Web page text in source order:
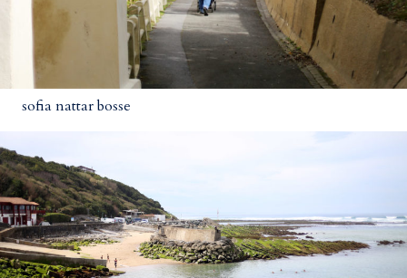
sofia nattar bosse